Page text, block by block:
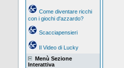
Come diventare ricchi
con i giochi d'azzardo?
Scacciapensieri
Il Video di Lucky
Menù Sezione
Interattiva